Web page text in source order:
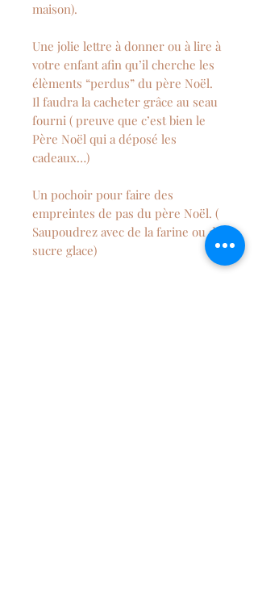
maison).
Une jolie lettre à donner ou à lire à
votre enfant afin qu’il cherche les
élèments “perdus” du père Noël.
Il faudra la cacheter grâce au seau
fourni ( preuve que c’est bien le
Père Noël qui a déposé les
cadeaux…)
Un pochoir pour faire des
empreintes de pas du père Noël. (
Saupoudrez avec de la farine ou du
sucre glace)